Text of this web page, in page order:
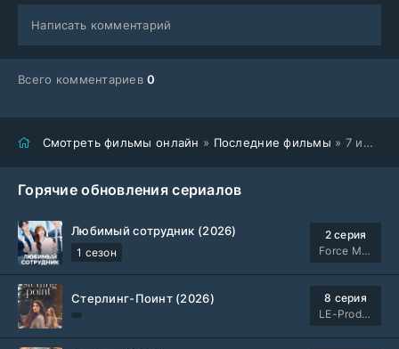
Написать комментарий
Всего комментариев0
Смотреть фильмы онлайн » Последние фильмы » 7 июля (2025)
Горячие обновления сериалов
Любимый сотрудник (2026)
1 сезон
2 серия
Force Media
Стерлинг-Поинт (2026)
8 серия
LE-Production